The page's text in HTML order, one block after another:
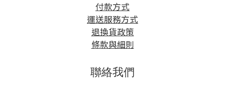
付款方式
運送服務方式
退換貨政策
條款與細則
聯絡我們